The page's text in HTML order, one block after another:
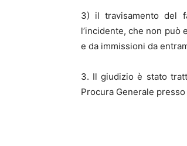
3) il travisamento del
l’incidente, che non
e da immissioni da
3. Il giudizio è stato
Procura Generale